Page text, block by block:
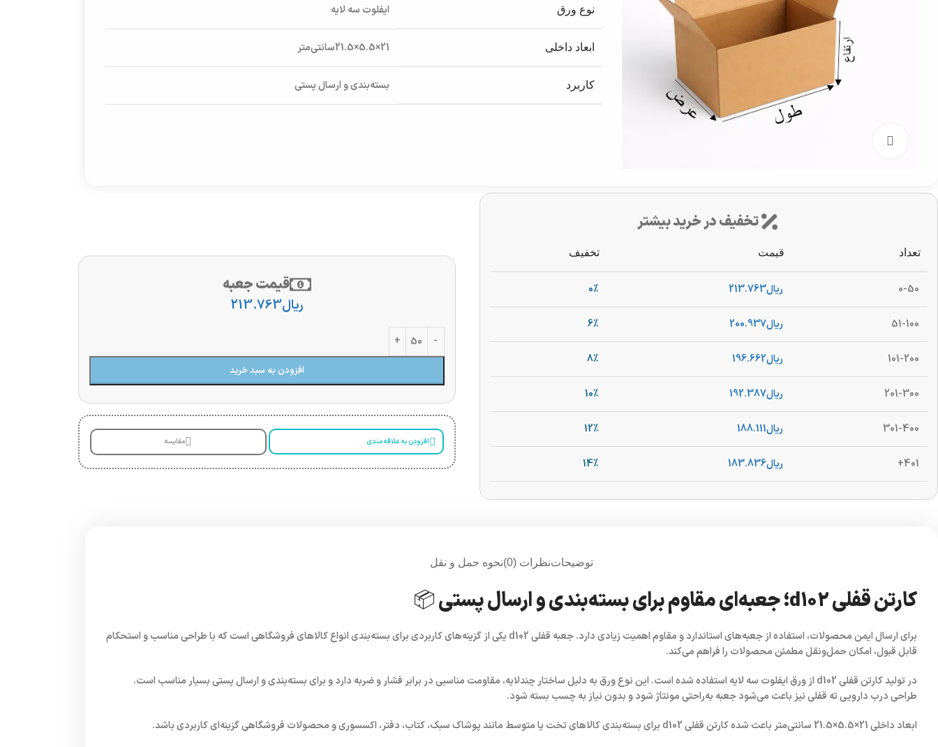
نوع ورق ایفلوت سه لایه
ابعاد داخلی 21×5.5×21.5سانتی‌متر
کاربرد بسته‌بندی و ارسال پستی
تخفیف در خرید بیشتر
تعداد قیمت تخفیف
0-50 ریال213.763
0%
51-100 ریال200.937
6%
101-200 ریال196.662
8%
201-300 ریال192.387
10%
301-400 ریال188.111
12%
401+ ریال183.836
14%
قیمت جعبه
ریال213.763
افزودن به سبد خرید
افزودن به علاقه مندی مقایسه
توضیحاتنظرات (0) نحوه حمل و نقل
کارتن قفلی d102؛ جعبه‌ای مقاوم برای بسته‌بندی و ارسال پستی 📦
برای ارسال ایمن محصولات، استفاده از جعبه‌های استاندارد و مقاوم اهمیت زیادی دارد.جعبه قفلی d102
یکی از گزینه‌های کاربردی برای بسته‌بندی انواع کالاهای فروشگاهی است که با طراحی مناسب و استحکام
قابل قبول، امکان حمل‌ونقل مطمئن محصولات را فراهم می‌کند.
در تولیدکارتن قفلی d102 ازورق ایفلوت سه لایه استفاده شده است. این نوع ورق به دلیل ساختار چندلایه، مقاومت مناسبی در برابر فشار و ضربه دارد و برای بسته‌بندی و ارسال پستی بسیار مناسب است.
طراحیدرب دارویی ته قفلینیز باعث می‌شود جعبه به‌راحتی مونتاژ شود و بدون نیاز به چسب بسته شود.
ابعاد داخلی21×5.5×21.5 سانتی‌متر باعث شدهکارتن قفلی d102
برای بسته‌بندی کالاهای تخت یا متوسط مانند پوشاک سبک، کتاب، دفتر، اکسسوری و محصولات فروشگاهی گزینه‌ای کاربردی باشد.